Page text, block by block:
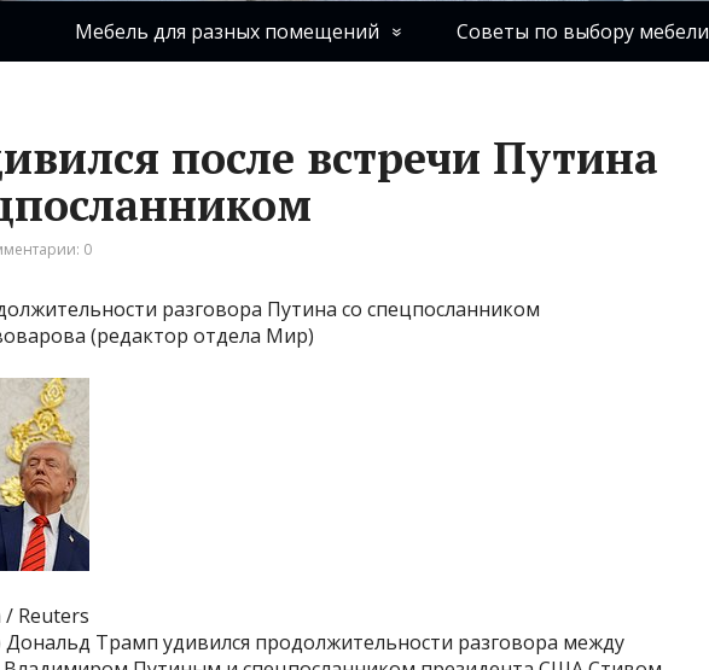
Мебель для разных помещений Советы по выбору мебели
после встречи Путина
0
разговора Путина со спецпосланником
(редактор отдела Мир)
Reuters
Трамп удивился продолжительности разговора между